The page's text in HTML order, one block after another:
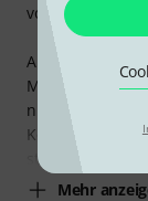
von beidem.
An sich macht
Material wirkt
nicht so wie
stabil, viel
Mehr